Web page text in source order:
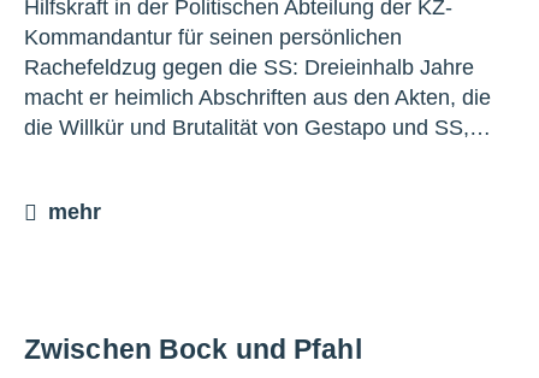
Hilfskraft in der Politischen Abteilung der KZ-
Kommandantur für seinen persönlichen
Rachefeldzug gegen die SS: Dreieinhalb Jahre
macht er heimlich Abschriften aus den Akten, die
die Willkür und Brutalität von Gestapo und SS,…
mehr
Zwischen Bock und Pfahl